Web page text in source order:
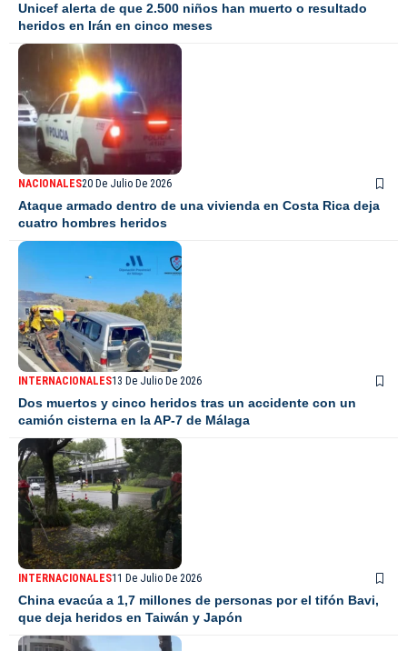
Unicef alerta de que 2.500 niños han muerto o resultado
heridos en Irán en cinco meses
NACIONALES20 De Julio De 2026
Ataque armado dentro de una vivienda en Costa Rica deja
cuatro hombres heridos
INTERNACIONALES13 De Julio De 2026
Dos muertos y cinco heridos tras un accidente con un
camión cisterna en la AP-7 de Málaga
INTERNACIONALES11 De Julio De 2026
China evacúa a 1,7 millones de personas por el tifón Bavi,
que deja heridos en Taiwán y Japón